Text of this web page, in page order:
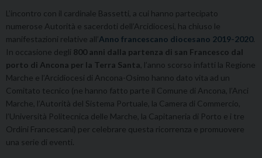
L’incontro con il cardinale Bassetti, a cui hanno partecipato
numerose Autorità e sacerdoti dell’Arcidiocesi, ha chiuso le
manifestazioni relative all’Anno francescano diocesano 2019-2020.
In occasione degli 800 anni dalla partenza di san Francesco dal
porto di Ancona per la Terra Santa , l’anno scorso infatti la Regione
Marche e l’Arcidiocesi di Ancona-Osimo hanno dato vita ad un
Comitato tecnico (ne hanno fatto parte il Comune di Ancona, l’Anci
Marche, l’Autorità del Sistema Portuale, la Camera di Commercio,
l’Università Politecnica delle Marche, la Capitaneria di Porto e i tre
Ordini Francescani) per celebrare questa ricorrenza e promuovere
una serie di eventi.